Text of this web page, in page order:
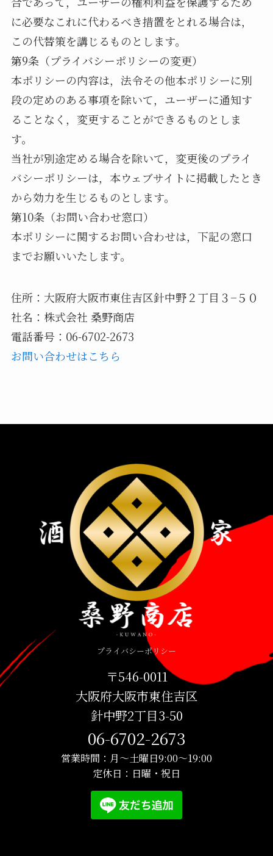
に必要なこれに代わるべき措置をとれる場合は，
この代替策を講じるものとします。
第9条（プライバシーポリシーの変更）
本ポリシーの内容は，法令その他本ポリシーに別
段の定めのある事項を除いて，ユーザーに通知す
ることなく，変更することができるものとしま
す。
当社が別途定める場合を除いて，変更後のプライ
バシーポリシーは，本ウェブサイトに掲載したとき
から効力を生じるものとします。
第10条（お問い合わせ窓口）
本ポリシーに関するお問い合わせは，下記の窓口
までお願いいたします。
住所：大阪府大阪市東住吉区針中野２丁目３−５０
社名：株式会社 桑野商店
電話番号：06-6702-2673
お問い合わせはこちら
プライバシーポリシー
〒546-0011
大阪府大阪市東住吉区
針中野2丁目3-50
06-6702-2673
営業時間：月〜土曜日9:00〜19:00
定休日：日曜・祝日